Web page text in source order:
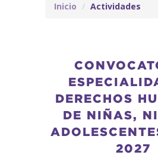
Inicio Actividades
DERECHOS
DE NIÑAS,
2027